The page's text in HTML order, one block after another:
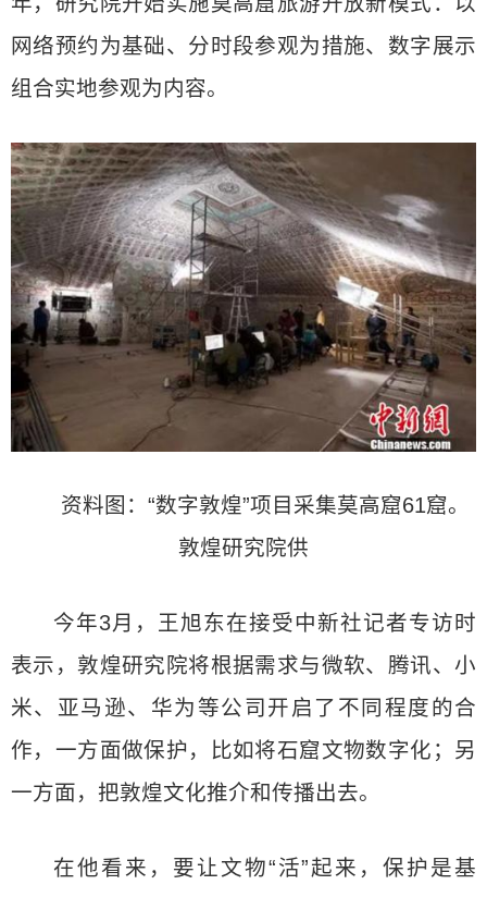
网络预约为基础、分时段参观为措施、数字展示
组合实地参观为内容。
资料图：“数字敦煌”项目采集莫高窟61窟。
敦煌研究院供
今年3月，王旭东在接受中新社记者专访时
表示，敦煌研究院将根据需求与微软、腾讯、小
米、亚马逊、华为等公司开启了不同程度的合
作，一方面做保护，比如将石窟文物数字化；另
一方面，把敦煌文化推介和传播出去。
在他看来，要让文物“活”起来，保护是基